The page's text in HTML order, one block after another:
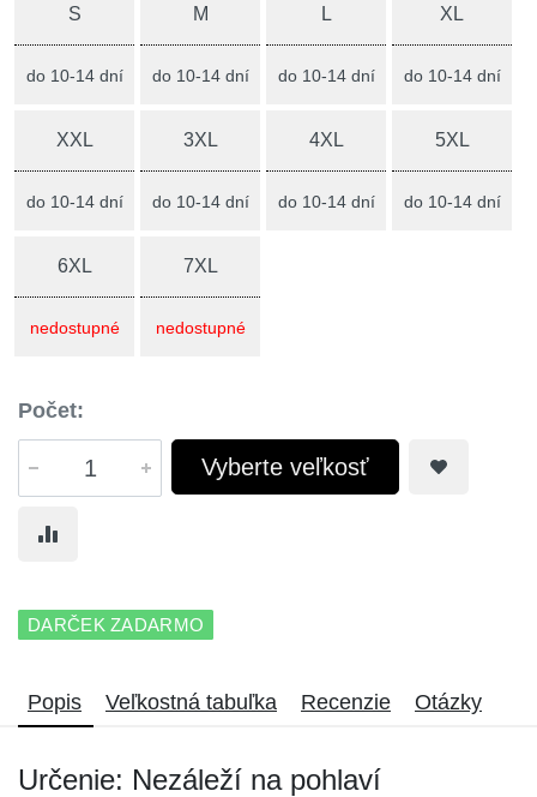
S
do 10-14 dní
M
do 10-14 dní
L
do 10-14 dní
XL
do 10-14 dní
XXL
do 10-14 dní
3XL
do 10-14 dní
4XL
do 10-14 dní
5XL
do 10-14 dní
6XL
nedostupné
7XL
nedostupné
Počet:
Vyberte veľkosť
DARČEK ZADARMO
Popis Veľkostná tabuľka Recenzie Otázky
Určenie: Nezáleží na pohlaví